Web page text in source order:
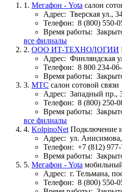
1. Мегафон - Yota салон
Адрес: Тверская ул.,
Телефон: 8 (800) 550-
Время работы:
все филиалы
2. ООО ИТ-ТЕХНОЛОГИИ
Адрес: Финляндская
Телефон: 8 800 234-06-
Время работы:
3. МТС салон сотовой связи
Адрес: Западный пр.,
Телефон: 8 (800) 250-
Время работы:
все филиалы
4. KolpinoNet Подключение
Адрес: ул.
Телефон: +7 (812)
Время работы:
5. Мегафон - Yota
Адрес: г. Тельмана,
Телефон: 8 (800) 550-